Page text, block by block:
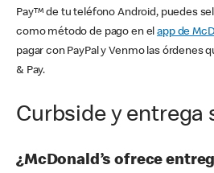
Pay™ de tu teléfono Android, puedes
como método de pago en elapp de
pagar con PayPal y Venmo las órdenes
& Pay.
Curbside y entrega
¿McDonald’s ofrece